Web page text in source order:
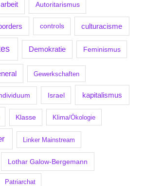
arbeit Autoritarismus
controls culturacisme
Demokratie Feminismus
Gewerkschaften
Israel kapitalismus
Klasse Klima/Ökologie
Linker Mainstream
Lothar Galow-Bergemann
Patriarchat